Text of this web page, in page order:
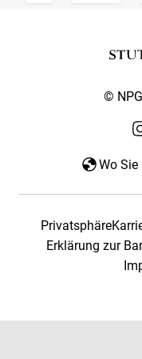
©
Wo
Privatsphäre
Erklärung zur